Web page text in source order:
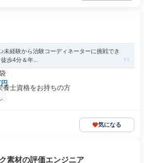
未経験から治験コーディネーターに挑戦でき
歩4分＆年...
養士資格をお持ちの方
気になる
素材の評価エンジニア